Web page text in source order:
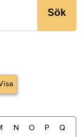
Sök
N O P Q